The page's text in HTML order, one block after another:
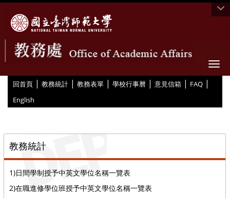
回首頁 | 教務統計 | 教務表單 | 學校行事曆 | 意見信箱 | FAQ |
English
教務統計
1)日間學制授予中英文學位名稱一覽表
2)在職進修學位班授予中英文學位名稱一覽表